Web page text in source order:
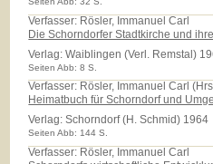
Verfasser: Rösler, Immanuel Carl
Die Schorndorfer Stadtkirche und
Verlag:Waiblingen (Verl. Remstal)
Seiten Abb: 8 S.
Verfasser: Rösler, Immanuel Carl
Heimatbuch für Schorndorf und
Verlag:Schorndorf (H. Schmid) 1964
Seiten Abb: 144 S.
Verfasser: Rösler, Immanuel Carl